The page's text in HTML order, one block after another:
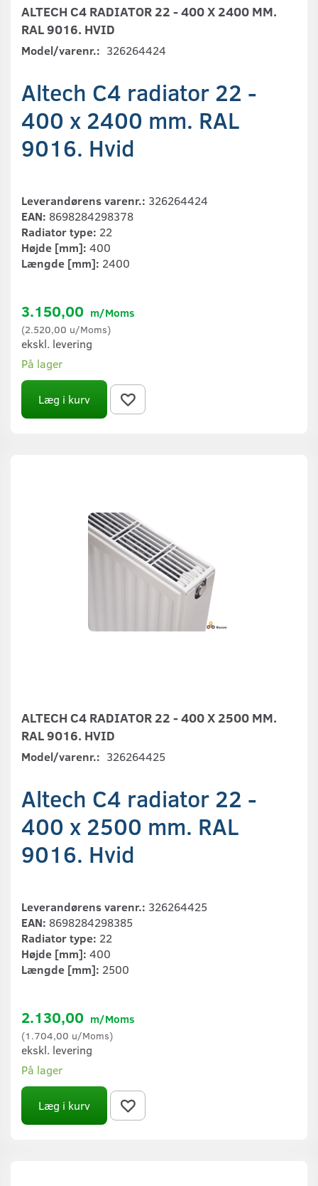
ALTECH C4 RADIATOR 22 - 400 X 2400 MM.
RAL 9016. HVID
Model/varenr.: 326264424
Altech C4 radiator 22 -
400 x 2400 mm. RAL
9016. Hvid
Leverandørens varenr.: 326264424
EAN: 8698284298378
Radiator type: 22
Højde [mm]: 400
Længde [mm]: 2400
3.150,00 m/Moms
(2.520,00 u/Moms)
ekskl. levering
På lager
Læg i kurv
ALTECH C4 RADIATOR 22 - 400 X 2500 MM.
RAL 9016. HVID
Model/varenr.: 326264425
Altech C4 radiator 22 -
400 x 2500 mm. RAL
9016. Hvid
Leverandørens varenr.: 326264425
EAN: 8698284298385
Radiator type: 22
Højde [mm]: 400
Længde [mm]: 2500
2.130,00 m/Moms
(1.704,00 u/Moms)
ekskl. levering
På lager
Læg i kurv